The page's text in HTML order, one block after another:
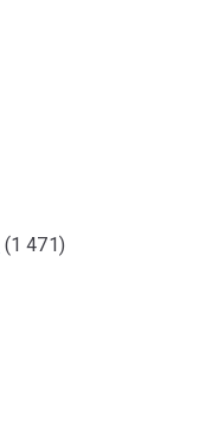
(1 471)